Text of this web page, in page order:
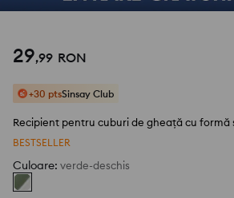
29,99 RON
+30 ptsSinsay Club
Recipient pentru cuburi de gheață cu formă
BESTSELLER
Culoare: verde-deschis